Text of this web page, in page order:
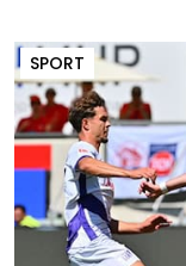
SPORT